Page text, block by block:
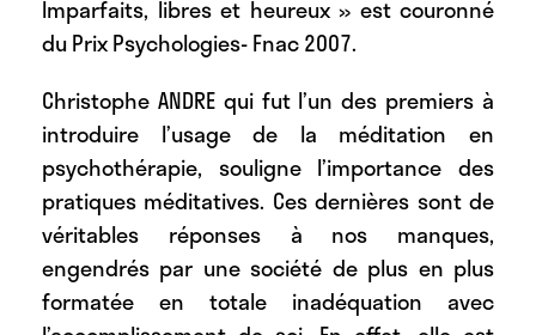
Imparfaits, libres et heureux » est couronné
du Prix Psychologies- Fnac 2007.
Christophe ANDRE qui fut l’un des premiers à
introduire l’usage de la méditation en
psychothérapie, souligne l’importance des
pratiques méditatives. Ces dernières sont de
véritables réponses à nos manques,
engendrés par une société de plus en plus
formatée en totale inadéquation avec